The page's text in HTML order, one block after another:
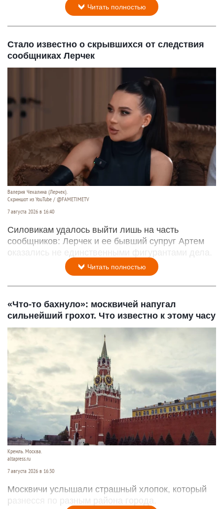
Читать полностью
Стало известно о скрывшихся от следствия
сообщниках Лерчек
Валерия Чекалина (Лерчек).
Скриншот из YouTube / @FAMETIMETV
7 августа 2026 в 16:40
Силовикам удалось выйти лишь на часть
сообщников: Лерчек и ее бывший супруг Артем
оказались не единственными фигурантами дела.
Читать полностью
«Что-то бахнуло»: москвичей напугал
сильнейший грохот. Что известно к этому часу
Кремль. Москва.
altapress.ru
7 августа 2026 в 16:30
Москвичи услышали страшный хлопок, который
разнесся по разным района города.